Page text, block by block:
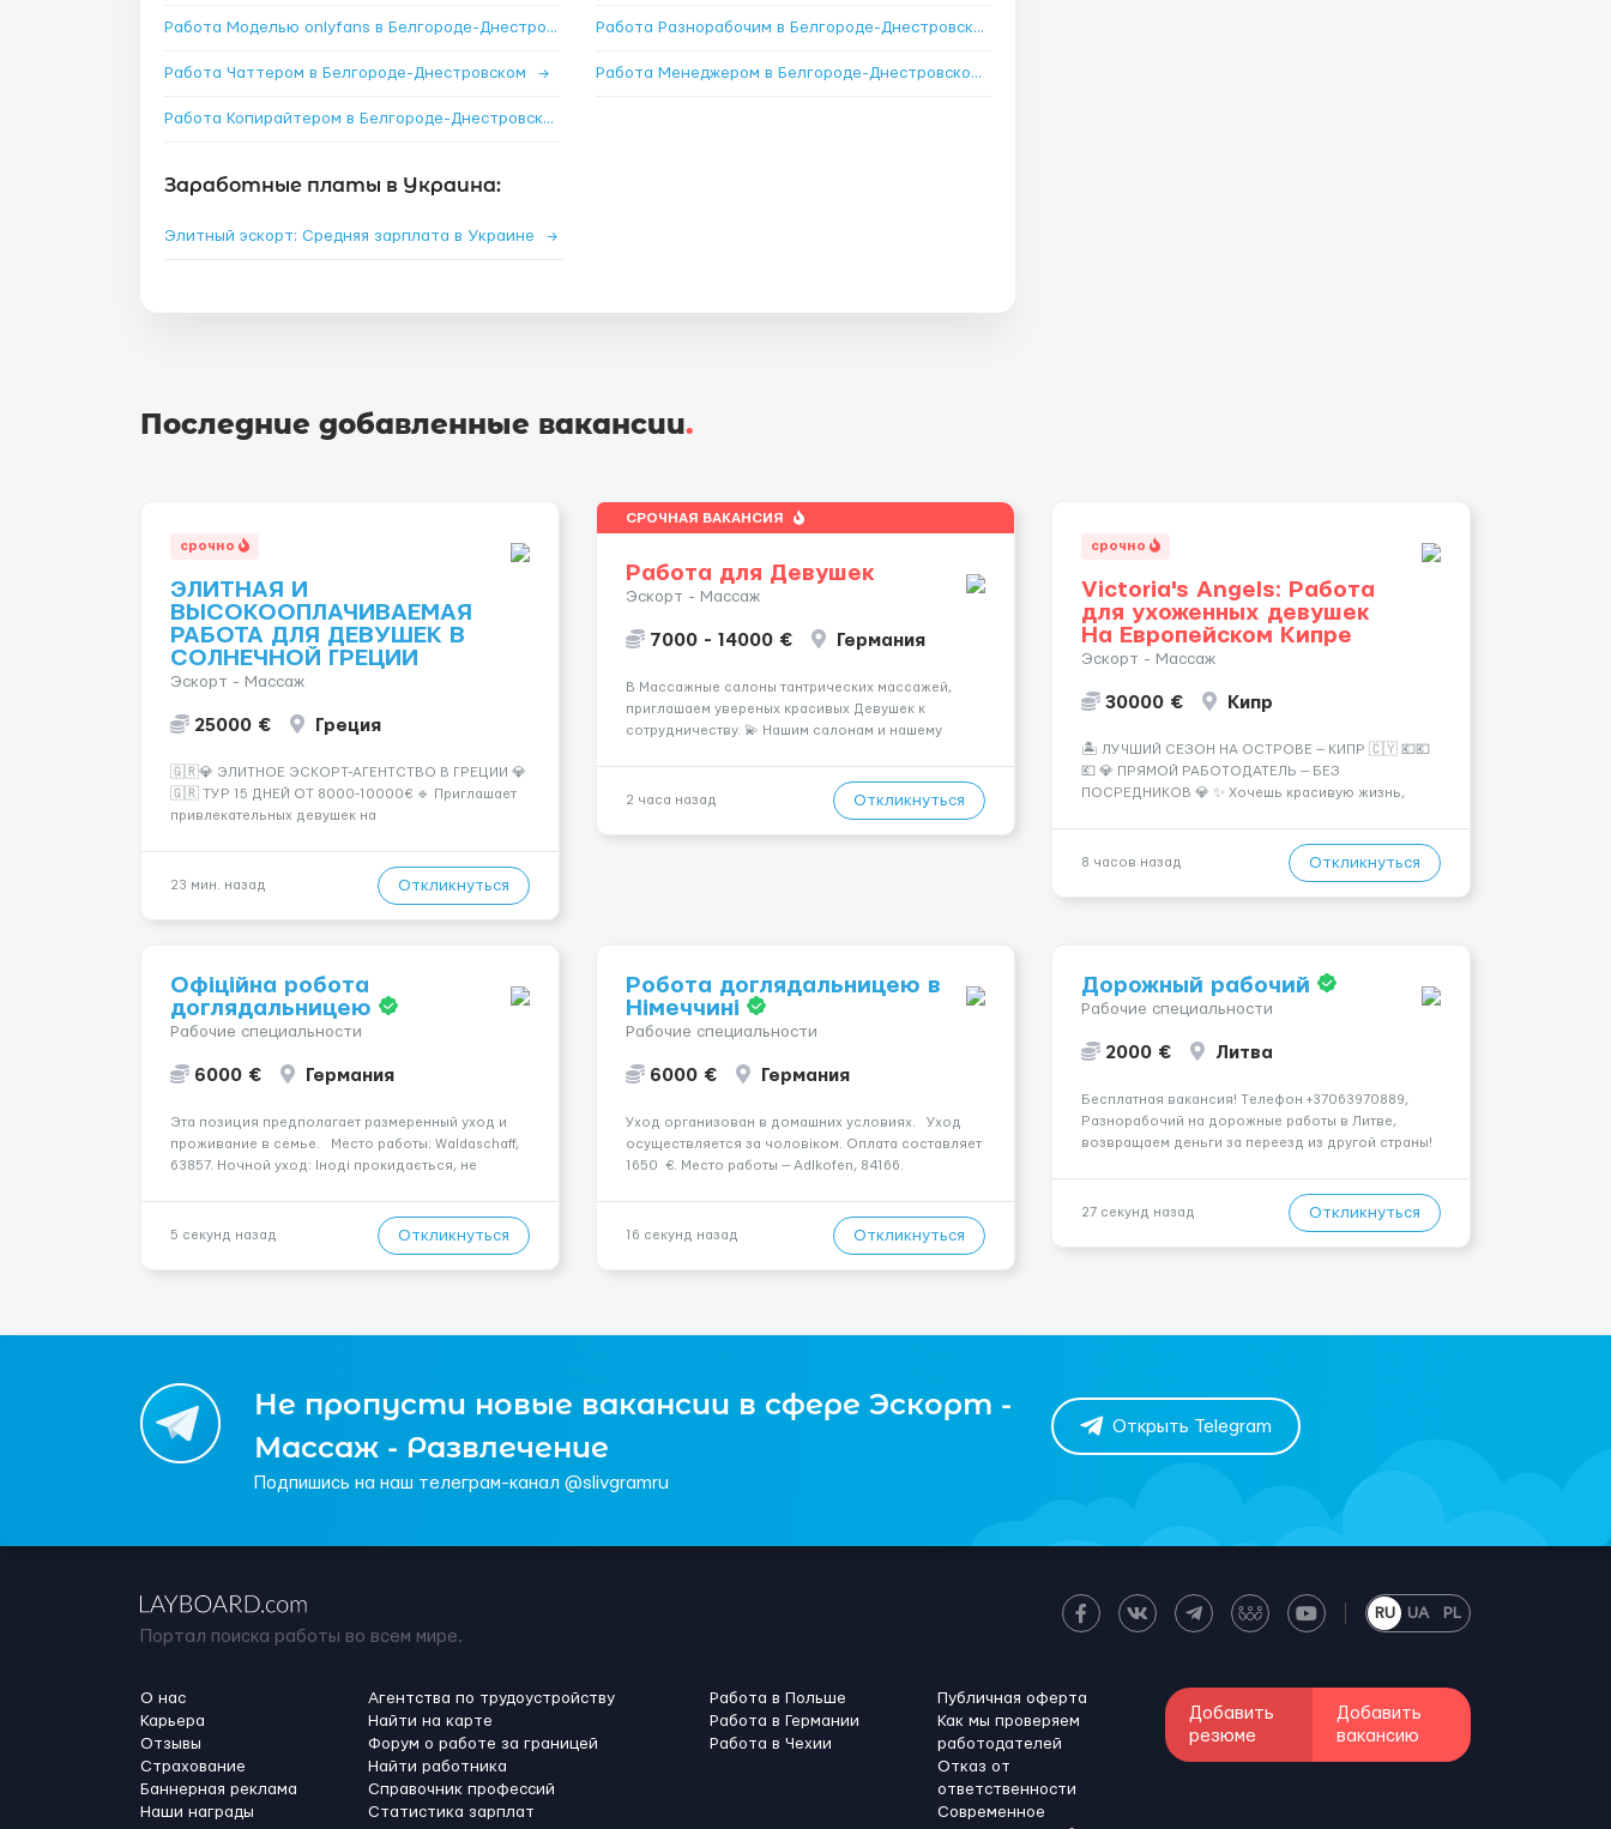
Работа Моделью onlyfans в Белгороде-Днестровском → Работа Разнорабочим в Белгороде-Днестровском
Работа Чаттером в Белгороде-Днестровском → Работа Менеджером в Белгороде-Днестровском
Работа Копирайтером в Белгороде-Днестровском
Заработные платы в Украина:
Элитный эскорт: Средняя зарплата в Украине →
Последние добавленные вакансии.
срочно
ЭЛИТНАЯ И
ВЫСОКООПЛАЧИВАЕМАЯ
РАБОТА ДЛЯ ДЕВУШЕК В
СОЛНЕЧНОЙ ГРЕЦИИ
Эскорт - Массаж
25000 € Греция
🇬🇷💎 ЭЛИТНОЕ ЭСКОРТ-АГЕНТСТВО В ГРЕЦИИ 💎
🇬🇷 ТУР 15 ДНЕЙ ОТ 8000-10000€ 🔹 Приглашает
привлекательных девушек на
хорошие деньги 💶 — это предложение для тебя! 🔹
23 мин. назад Откликнуться
СРОЧНАЯ ВАКАНСИЯ
Работа для Девушек
Эскорт - Массаж
7000 - 14000 € Германия
В Массажные салоны тантрических массажей,
приглашаем увереных красивых Девушек к
сотрудничеству. 💫 Нашим салонам и нашему
заработная плата 💚Мы гарантируем Наличие
2 часа назад Откликнуться
срочно
Victoria's Angels: Работа
для ухоженных девушек
На Европейском Кипре
Эскорт - Массаж
30000 € Кипр
🏝️ ЛУЧШИЙ СЕЗОН НА ОСТРОВЕ — КИПР 🇨🇾 💶💶
💶 💎 ПРЯМОЙ РАБОТОДАТЕЛЬ — БЕЗ
ПОСРЕДНИКОВ 💎 ✨ Хочешь красивую жизнь,
— Опытная команда с годами практики —
Стабильный поток клиентов (без ...
8 часов назад Откликнуться
Офіційна робота
доглядальницею
Рабочие специальности
6000 € Германия
Эта позиция предполагает размеренный уход и
проживание в семье. Место работы: Waldaschaff,
63857. Ночной уход: Іноді прокидається, не
пациента: Прикутий до ліжка (можливість сидіти є).
5 секунд назад Откликнуться
Робота доглядальницею в
Німеччині
Рабочие специальности
6000 € Германия
Уход организован в домашних условиях. Уход
осуществляется за чоловіком. Оплата составляет
1650 €. Место работы — Adlkofen, 84166.
Чоловік безперервний сон без перерв. Услови...
16 секунд назад Откликнуться
Дорожный рабочий
Рабочие специальности
2000 € Литва
Бесплатная вакансия! Tелефон +37063970889,
Разнорабочий на дорожные работы в Литве,
возвращаем деньги за переезд из другой страны!
день 💳 ОПЛАТА ТРУДА: - ставка 9 евро/час днем...
27 секунд назад Откликнуться
Не пропусти новые вакансии в сфере Эскорт -
Массаж - Развлечение
Подпишись на наш телеграм-канал @slivgramru
Открыть Telegram
Портал поиска работы во всем мире.
RU UA PL
О нас
Карьера
Отзывы
Страхование
Баннерная реклама
Наши награды
Агентства по трудоустройству
Найти на карте
Форум о работе за границей
Найти работника
Справочник профессий
Статистика зарплат
Работа в Польше
Работа в Германии
Работа в Чехии
Публичная оферта
Как мы проверяем
работодателей
Отказ от
ответственности
Современное
Добавить
резюме
Добавить
вакансию